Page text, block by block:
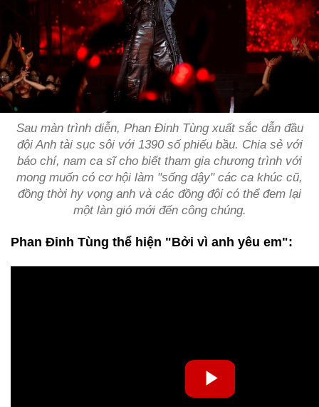
Sau màn trình diễn, Phan Đinh Tùng xuất sắc dẫn đầu
đội Anh tài sục sôi với 1390 số phiếu bầu. Chia sẻ với
báo chí, nam ca sĩ cho biết tham gia chương trình với
mong muốn có cơ hội làm "sống dậy" các ca khúc cũ,
đồng thời hy vọng anh và các đồng đội có thể đem lại
một làn gió mới đến công chúng.
Phan Đinh Tùng thể hiện "Bởi vì anh yêu em":